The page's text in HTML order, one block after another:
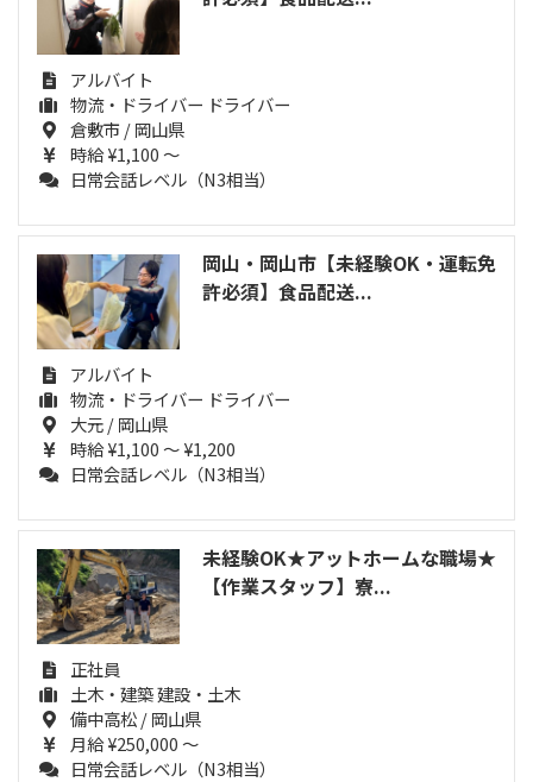
アルバイト
物流・ドライバー ドライバー
倉敷市 / 岡山県
時給 ¥1,100 ～
日常会話レベル（N3相当）
岡山・岡山市【未経験OK・運転免
許必須】食品配送...
アルバイト
物流・ドライバー ドライバー
大元 / 岡山県
時給 ¥1,100 ～ ¥1,200
日常会話レベル（N3相当）
未経験OK★アットホームな職場★
【作業スタッフ】寮...
正社員
土木・建築 建設・土木
備中高松 / 岡山県
月給 ¥250,000 ～
日常会話レベル（N3相当）